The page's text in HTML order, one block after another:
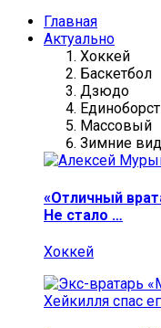
Главная
Актуально
Хоккей
Баскетбол
Дзюдо
Массовый
Зимние
«Отличный
Не стало …
Хоккей